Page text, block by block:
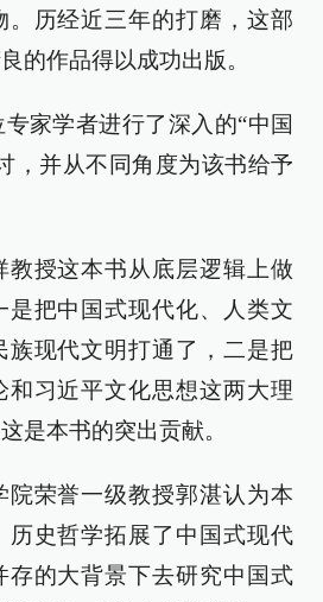
。历经近三年的打磨，这部
的作品得以成功出版。
家学者进行了深入的“中国
，并从不同角度为该书给予
教授这本书从底层逻辑上做
是把中国式现代化、人类文
族现代文明打通了，二是把
和习近平文化思想这两大理
是本书的突出贡献。
院荣誉一级教授郭湛认为本
历史哲学拓展了中国式现代
存的大背景下去研究中国式